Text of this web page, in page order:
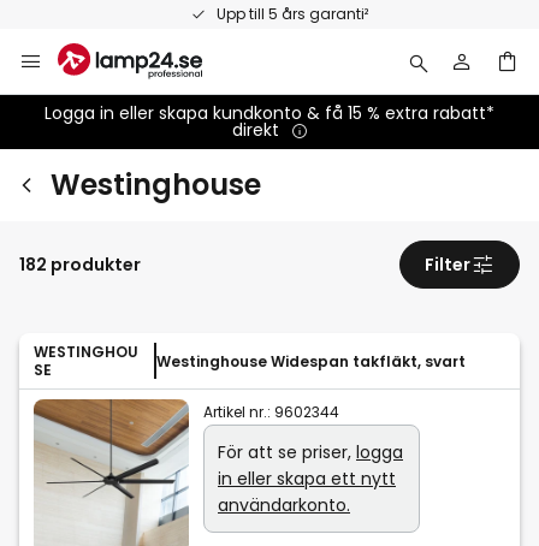
Upp till 5 års garanti²
innehållet
Logga in eller skapa kundkonto & få 15 % extra rabatt*
direkt
Westinghouse
WESTINGHOU
SE
Westinghouse Widespan takfläkt, svart
Artikel nr.: 9602344
För att se priser, logga
in eller skapa ett nytt
användarkonto.
182 produkter Filter